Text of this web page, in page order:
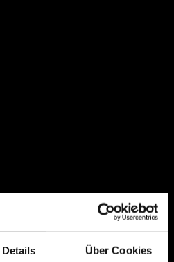
Details Über Cookies